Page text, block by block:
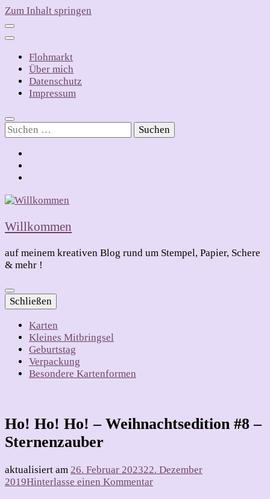
Zum Inhalt springen
Flohmarkt
Über mich
Datenschutz
Impressum
Suchen
nach:
Willkommen
auf meinem kreativen Blog rund um Stempel, Papier, Schere
& mehr !
Schließen
Karten
Kleines Mitbringsel
Geburtstag
Verpackung
Besondere Kartenformen
Ho! Ho! Ho! – Weihnachtsedition #8 –
Sternenzauber
aktualisiert am 26. Februar 202322. Dezember
2019Hinterlasse einen Kommentarzu